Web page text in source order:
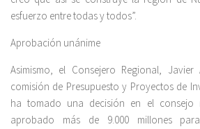
esfuerzo entre todas y todos”.
Aprobación unánime
Asimismo, el Consejero Regional,
comisión de Presupuesto y Proyectos de
ha tomado una decisión en el consejo
aprobado más de 9.000 millones